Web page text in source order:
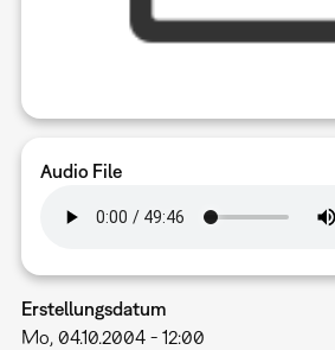
Audio File
Erstellungsdatum
Mo, 04.10.2004 - 12:00